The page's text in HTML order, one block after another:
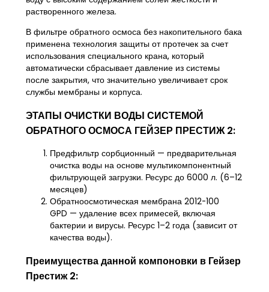
растворенного железа.
В фильтре обратного осмоса без накопительного бака
применена технология защиты от протечек за счет
использования специального крана, который
автоматически сбрасывает давление из системы
после закрытия, что значительно увеличивает срок
службы мембраны и корпуса.
ЭТАПЫ ОЧИСТКИ ВОДЫ СИСТЕМОЙ
ОБРАТНОГО ОСМОСА ГЕЙЗЕР ПРЕСТИЖ 2:
Предфильтр сорбционный — предварительная
очистка воды на основе мультикомпонентный
фильтрующей загрузки. Ресурс до 6000 л. (6–12
месяцев)
Обратноосмотическая мембрана 2012-100
GPD — удаление всех примесей, включая
бактерии и вирусы. Ресурс 1–2 года (зависит от
качества воды).
Преимущества данной компоновки в Гейзер
Престиж 2: